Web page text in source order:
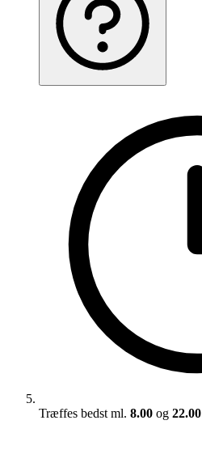
Træffes bedst ml. 8.00 og 22.00